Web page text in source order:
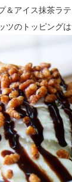
＆アイス抹茶ラテ
ツのトッピングは